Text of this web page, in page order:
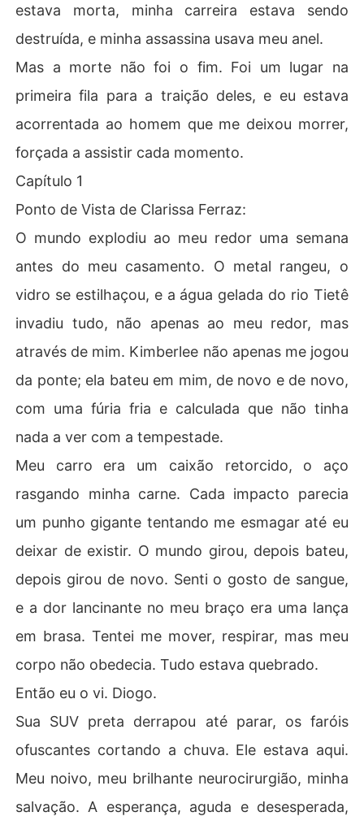
estava morta, minha carreira estava sendo
destruída, e minha assassina usava meu anel.
Mas a morte não foi o fim. Foi um lugar na
primeira fila para a traição deles, e eu estava
acorrentada ao homem que me deixou morrer,
forçada a assistir cada momento.
Capítulo 1
Ponto de Vista de Clarissa Ferraz:
O mundo explodiu ao meu redor uma semana
antes do meu casamento. O metal rangeu, o
vidro se estilhaçou, e a água gelada do rio Tietê
invadiu tudo, não apenas ao meu redor, mas
através de mim. Kimberlee não apenas me jogou
da ponte; ela bateu em mim, de novo e de novo,
com uma fúria fria e calculada que não tinha
nada a ver com a tempestade.
Meu carro era um caixão retorcido, o aço
rasgando minha carne. Cada impacto parecia
um punho gigante tentando me esmagar até eu
deixar de existir. O mundo girou, depois bateu,
depois girou de novo. Senti o gosto de sangue,
e a dor lancinante no meu braço era uma lança
em brasa. Tentei me mover, respirar, mas meu
corpo não obedecia. Tudo estava quebrado.
Então eu o vi. Diogo.
Sua SUV preta derrapou até parar, os faróis
ofuscantes cortando a chuva. Ele estava aqui.
Meu noivo, meu brilhante neurocirurgião, minha
salvação. A esperança, aguda e desesperada,